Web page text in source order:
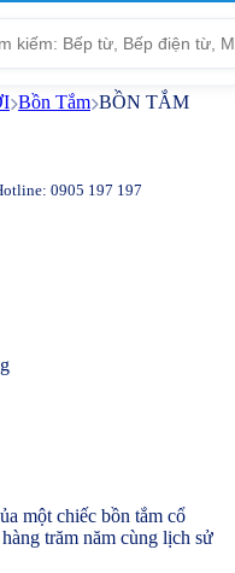
Bồn Tắm BỒN TẮM
0905 197 197
một chiếc bồn tắm cổ
trăm năm cùng lịch sử